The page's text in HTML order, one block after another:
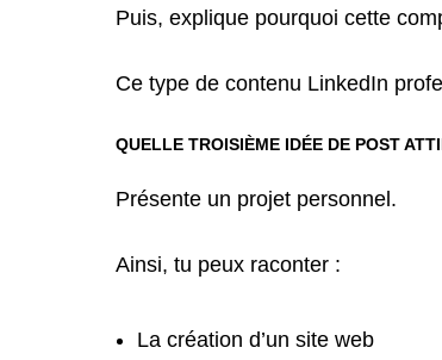
Puis, explique pourquoi cette
Ce type de contenu LinkedIn
QUELLE TROISIÈME IDÉE DE POST
Présente un projet personnel.
Ainsi, tu peux raconter :
La création d’un site web